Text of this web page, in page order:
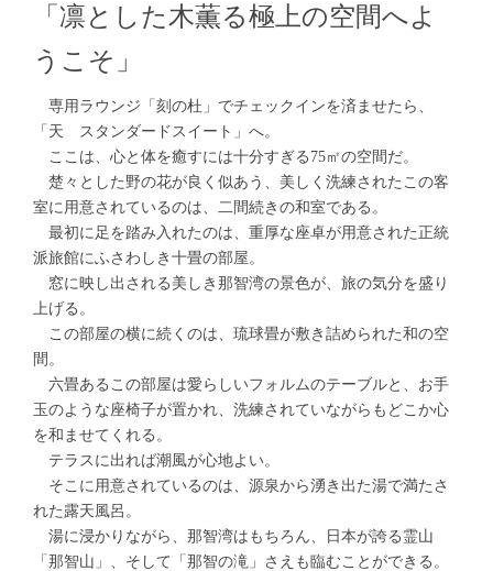
「凛とした木薫る極上の空間へよ
うこそ」
専用ラウンジ「刻の杜」でチェックインを済ませたら、
「天 スタンダードスイート」へ。
ここは、心と体を癒すには十分すぎる75㎡の空間だ。
楚々とした野の花が良く似あう、美しく洗練されたこの客
室に用意されているのは、二間続きの和室である。
最初に足を踏み入れたのは、重厚な座卓が用意された正統
派旅館にふさわしき十畳の部屋。
窓に映し出される美しき那智湾の景色が、旅の気分を盛り
上げる。
この部屋の横に続くのは、琉球畳が敷き詰められた和の空
間。
六畳あるこの部屋は愛らしいフォルムのテーブルと、お手
玉のような座椅子が置かれ、洗練されていながらもどこか心
を和ませてくれる。
テラスに出れば潮風が心地よい。
そこに用意されているのは、源泉から湧き出た湯で満たさ
れた露天風呂。
湯に浸かりながら、那智湾はもちろん、日本が誇る霊山
「那智山」、そして「那智の滝」さえも臨むことができる。